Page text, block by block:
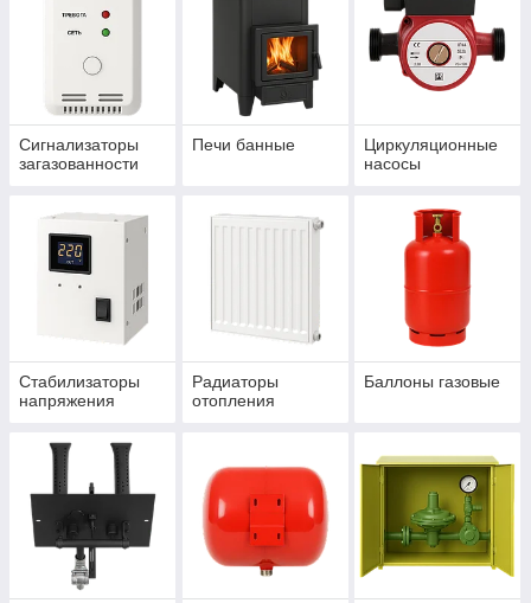
Сигнализаторы
загазованности
Печи банные
Циркуляционные
насосы
Стабилизаторы
напряжения
Радиаторы
отопления
Баллоны газовые